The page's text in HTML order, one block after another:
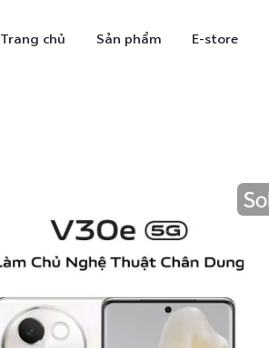
Trang chủ Sản phẩm E-store
X300 Pro X300